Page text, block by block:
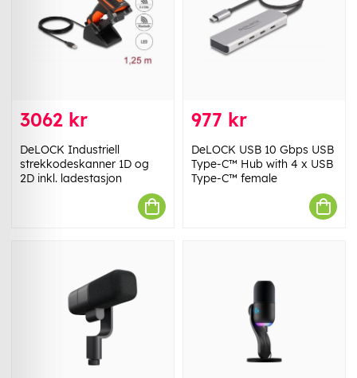
3062 kr
DeLOCK Industriell
strekkodeskanner 1D og
2D inkl. ladestasjon
977 kr
DeLOCK USB 10 Gbps USB
Type-C™ Hub with 4 x USB
Type-C™ female